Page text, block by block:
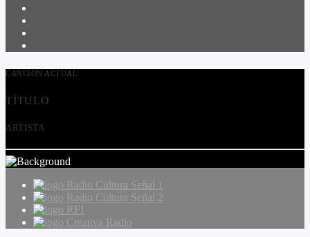
CANCIÓN ACTUAL
TÍTULO
ARTISTA
Radio Cultura Señal 1
Radio Cultura Señal 2
RFI
Creativa Radio